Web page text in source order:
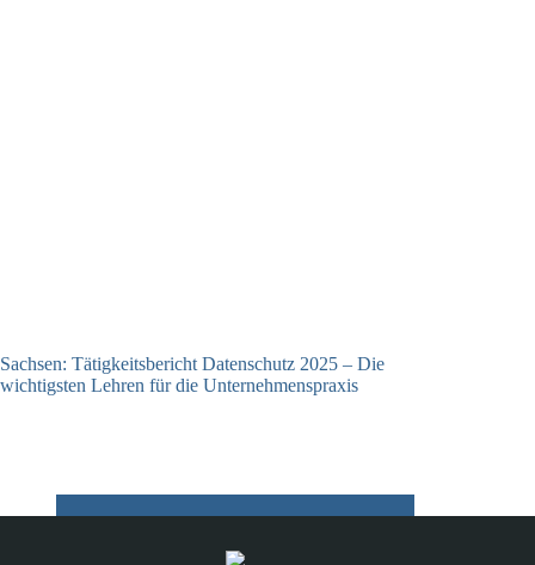
Sachsen: Tätigkeitsbericht Datenschutz 2025 – Die
wichtigsten Lehren für die Unternehmenspraxis